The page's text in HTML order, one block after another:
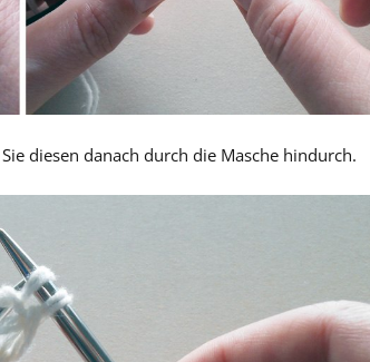
diesen danach durch die Masche hindurch.